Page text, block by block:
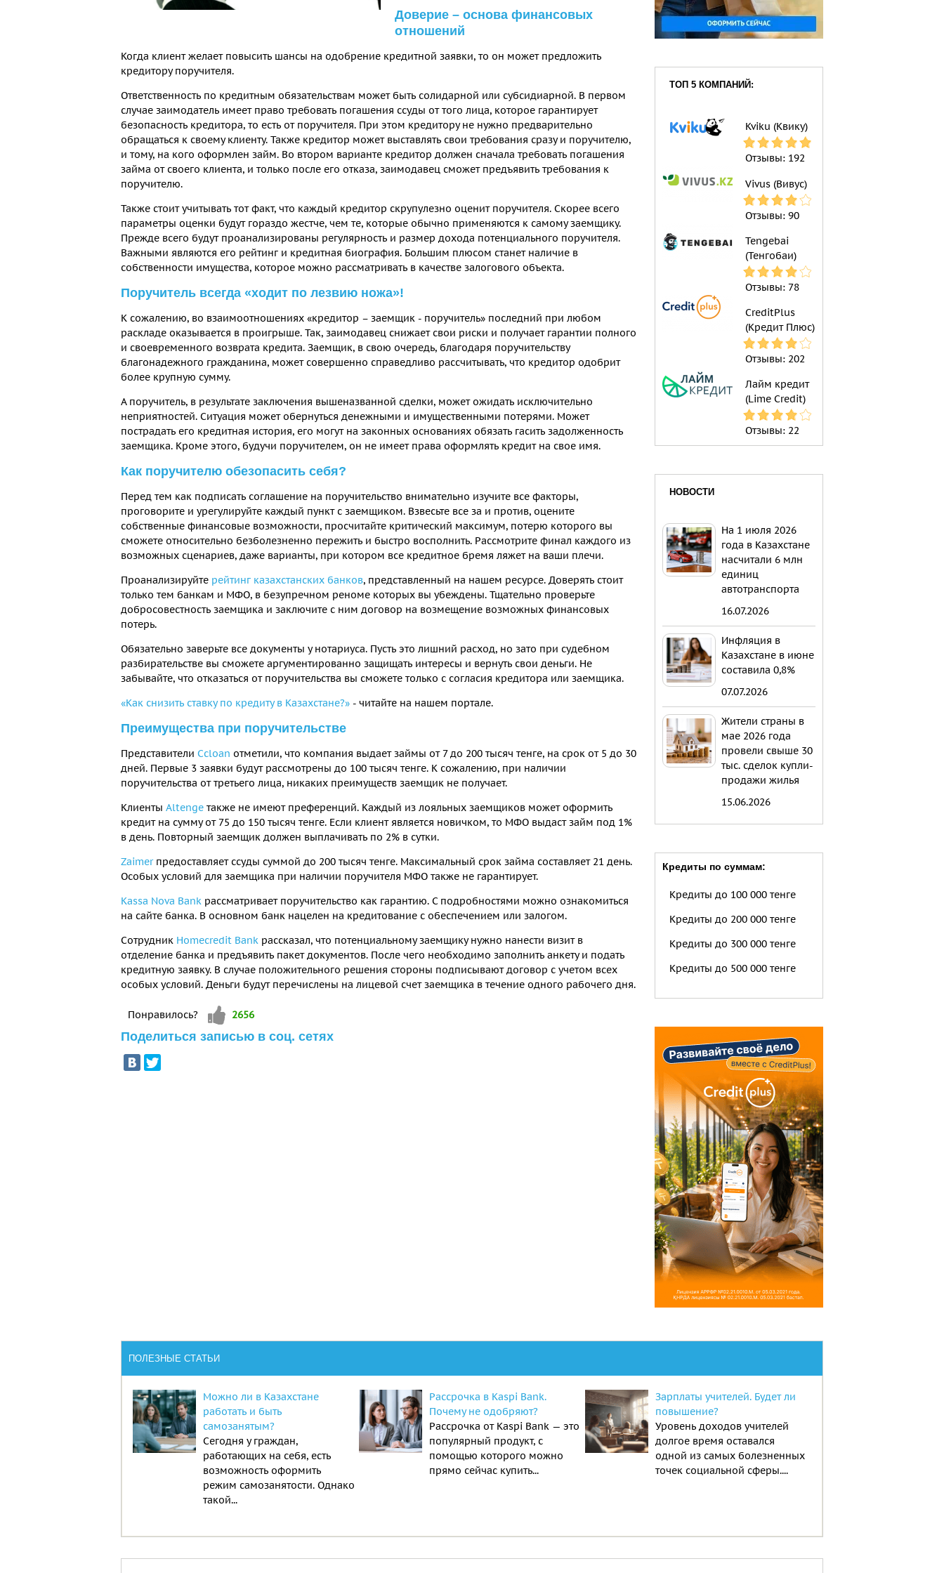
Доверие – основа финансовых
отношений
Когда клиент желает повысить шансы на одобрение кредитной заявки, то он может предложить
кредитору поручителя.
Ответственность по кредитным обязательствам может быть солидарной или субсидиарной. В первом
случае заимодатель имеет право требовать погашения ссуды от того лица, которое гарантирует
безопасность кредитора, то есть от поручителя. При этом кредитору не нужно предварительно
обращаться к своему клиенту. Также кредитор может выставлять свои требования сразу и поручителю,
и тому, на кого оформлен займ. Во втором варианте кредитор должен сначала требовать погашения
займа от своего клиента, и только после его отказа, заимодавец сможет предъявить требования к
поручителю.
Также стоит учитывать тот факт, что каждый кредитор скрупулезно оценит поручителя. Скорее всего
параметры оценки будут гораздо жестче, чем те, которые обычно применяются к самому заемщику.
Прежде всего будут проанализированы регулярность и размер дохода потенциального поручителя.
Важными являются его рейтинг и кредитная биография. Большим плюсом станет наличие в
собственности имущества, которое можно рассматривать в качестве залогового объекта.
Поручитель всегда «ходит по лезвию ножа»!
К сожалению, во взаимоотношениях «кредитор – заемщик - поручитель» последний при любом
раскладе оказывается в проигрыше. Так, заимодавец снижает свои риски и получает гарантии полного
и своевременного возврата кредита. Заемщик, в свою очередь, благодаря поручительству
благонадежного гражданина, может совершенно справедливо рассчитывать, что кредитор одобрит
более крупную сумму.
А поручитель, в результате заключения вышеназванной сделки, может ожидать исключительно
неприятностей. Ситуация может обернуться денежными и имущественными потерями. Может
пострадать его кредитная история, его могут на законных основаниях обязать гасить задолженность
заемщика. Кроме этого, будучи поручителем, он не имеет права оформлять кредит на свое имя.
Как поручителю обезопасить себя?
Перед тем как подписать соглашение на поручительство внимательно изучите все факторы,
проговорите и урегулируйте каждый пункт с заемщиком. Взвесьте все за и против, оцените
собственные финансовые возможности, просчитайте критический максимум, потерю которого вы
сможете относительно безболезненно пережить и быстро восполнить. Рассмотрите финал каждого из
возможных сценариев, даже варианты, при котором все кредитное бремя ляжет на ваши плечи.
Проанализируйте рейтинг казахстанских банков, представленный на нашем ресурсе. Доверять стоит
только тем банкам и МФО, в безупречном реноме которых вы убеждены. Тщательно проверьте
добросовестность заемщика и заключите с ним договор на возмещение возможных финансовых
потерь.
Обязательно заверьте все документы у нотариуса. Пусть это лишний расход, но зато при судебном
разбирательстве вы сможете аргументированно защищать интересы и вернуть свои деньги. Не
забывайте, что отказаться от поручительства вы сможете только с согласия кредитора или заемщика.
«Как снизить ставку по кредиту в Казахстане?» - читайте на нашем портале.
Преимущества при поручительстве
Представители Ccloan отметили, что компания выдает займы от 7 до 200 тысяч тенге, на срок от 5 до 30
дней. Первые 3 заявки будут рассмотрены до 100 тысяч тенге. К сожалению, при наличии
поручительства от третьего лица, никаких преимуществ заемщик не получает.
Клиенты Altenge также не имеют преференций. Каждый из лояльных заемщиков может оформить
кредит на сумму от 75 до 150 тысяч тенге. Если клиент является новичком, то МФО выдаст займ под 1%
в день. Повторный заемщик должен выплачивать по 2% в сутки.
Zaimerпредоставляет ссуды суммой до 200 тысяч тенге. Максимальный срок займа составляет 21 день.
Особых условий для заемщика при наличии поручителя МФО также не гарантирует.
Kassa Nova Bank рассматривает поручительство как гарантию. С подробностями можно ознакомиться
на сайте банка. В основном банк нацелен на кредитование с обеспечением или залогом.
Сотрудник Homecredit Bank рассказал, что потенциальному заемщику нужно нанести визит в
отделение банка и предъявить пакет документов. После чего необходимо заполнить анкету и подать
кредитную заявку. В случае положительного решения стороны подписывают договор с учетом всех
особых условий. Деньги будут перечислены на лицевой счет заемщика в течение одного рабочего дня.
Понравилось? Vote up!
2656
Поделиться записью в соц. сетях
ТОП 5 КОМПАНИЙ:
Kviku (Квику)
Отзывы: 192
Vivus (Вивус)
Отзывы: 90
Tengebai
(Тенгобаи)
Отзывы: 78
CreditPlus
(Кредит Плюс)
Отзывы: 202
Лайм кредит
(Lime Credit)
Отзывы: 22
НОВОСТИ
На 1 июля 2026
года в Казахстане
насчитали 6 млн
единиц
автотранспорта
16.07.2026
Инфляция в
Казахстане в июне
составила 0,8%
07.07.2026
Жители страны в
мае 2026 года
провели свыше 30
тыс. сделок купли-
продажи жилья
15.06.2026
Кредиты по суммам:
Кредиты до 100 000 тенге
Кредиты до 200 000 тенге
Кредиты до 300 000 тенге
Кредиты до 500 000 тенге
ПОЛЕЗНЫЕ СТАТЬИ
Можно ли в Казахстане
работать и быть
самозанятым?
Сегодня у граждан,
работающих на себя, есть
возможность оформить
режим самозанятости. Однако
такой...
Рассрочка в Kaspi Bank.
Почему не одобряют?
Рассрочка от Kaspi Bank — это
популярный продукт, с
помощью которого можно
прямо сейчас купить...
Зарплаты учителей. Будет ли
повышение?
Уровень доходов учителей
долгое время оставался
одной из самых болезненных
точек социальной сферы....